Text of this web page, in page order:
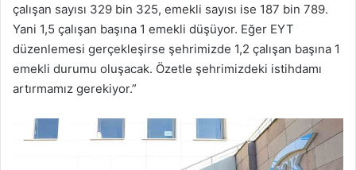
çalışan sayısı 329 bin 325, emekli sayısı ise 187 bin 789.
Yani 1,5 çalışan başına 1 emekli düşüyor. Eğer EYT
düzenlemesi gerçekleşirse şehrimizde 1,2 çalışan başına 1
emekli durumu oluşacak. Özetle şehrimizdeki istihdamı
artırmamız gerekiyor.”